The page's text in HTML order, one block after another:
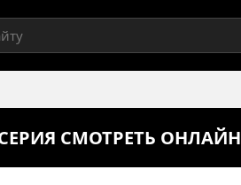
СМОТРЕТЬ ОНЛАЙН